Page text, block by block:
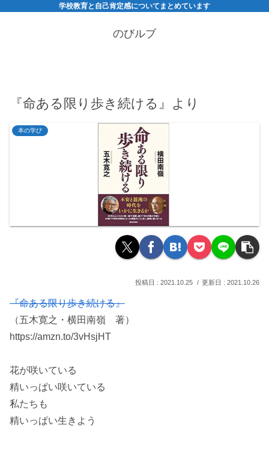
学校教育と自己肯定感についてまとめています
のびルブ
『命ある限り歩き続ける』より
本の学び
2021.10.25 2021.10.26
『命ある限り歩き続ける』
（五木寛之・横田南嶺 著）
https://amzn.to/3vHsjHT
花が咲いている
精いっぱい咲いている
私たちも
精いっぱい生きよう